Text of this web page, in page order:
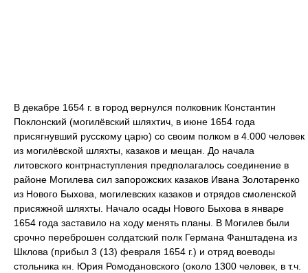
В декабре 1654 г. в город вернулся полковник Константин
Поклонский (могилёвский шляхтич, в июне 1654 года
присягнувший русскому царю) со своим полком в 4.000 человек
из могилёвской шляхты, казаков и мещан. До начала
литовского контрнаступления предполагалось соединение в
районе Могилева сил запорожских казаков Ивана Золотаренко
из Нового Быхова, могилевских казаков и отрядов смоленской
присяжной шляхты. Начало осады Нового Быхова в январе
1654 года заставило на ходу менять планы. В Могилев были
срочно переброшен солдатский полк Германа Фанштадена из
Шклова (прибыл 3 (13) февраля 1654 г.) и отряд воеводы
стольника кн. Юрия Ромодановского (около 1300 человек, в т.ч.